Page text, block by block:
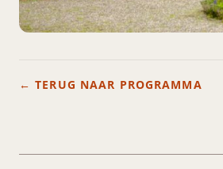
← TERUG NAAR PROGRAMMA